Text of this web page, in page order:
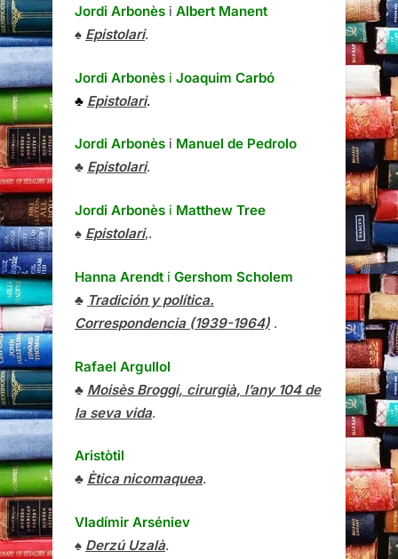
Jordi Arbonès i Albert Manent
♠ Epistolari.
Jordi Arbonès i Joaquim Carbó
♣ Epistolari.
Jordi Arbonès i Manuel de Pedrolo
♣ Epistolari.
Jordi Arbonès i Matthew Tree
♠ Epistolari,.
Hanna Arendt i Gershom Scholem
♣ Tradición y política.
Correspondencia (1939-1964) .
Rafael Argullol
♣ Moisès Broggi, cirurgià, l’any 104 de
la seva vida.
Aristòtil
♣ Ètica nicomaquea.
Vladímir Arséniev
♠ Derzú Uzalà.